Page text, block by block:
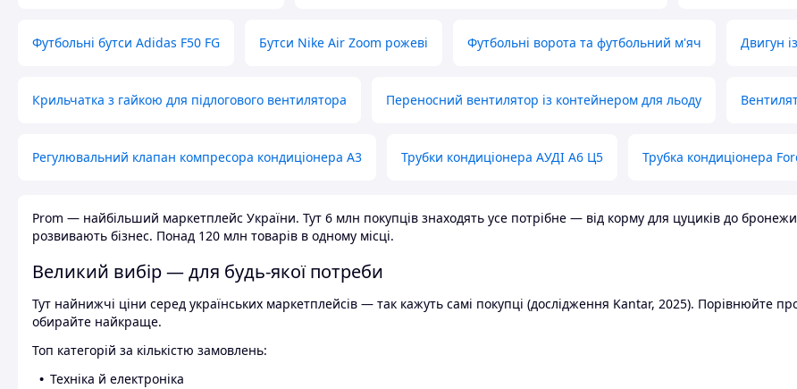
Футбольні бутси Adidas F50 FG Бутси Nike Air Zoom рожеві Футбольні ворота та футбольний м'яч Двигун
Крильчатка з гайкою для підлогового вентилятора Переносний вентилятор із контейнером для льоду
Регулювальний клапан компресора кондиціонера А3 Трубки кондиціонера АУДІ А6 Ц5 Трубка кондиціонера
Prom — найбільший маркетплейс України. Тут 6 млн покупців знаходять усе потрібне — від корму для цуциків до
розвивають бізнес. Понад 120 млн товарів в одному місці.
Великий вибір — для будь-якої потреби
Тут найнижчі ціни серед українських маркетплейсів — так кажуть самі покупці (дослідження Kantar, 2025). Порівнюйте
обирайте найкраще.
Топ категорій за кількістю замовлень:
Техніка й електроніка